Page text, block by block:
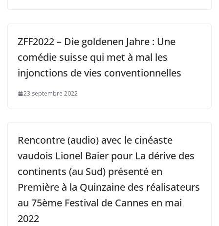
ZFF2022 – Die goldenen Jahre : Une
comédie suisse qui met à mal les
injonctions de vies conventionnelles
23 septembre 2022
Rencontre (audio) avec le cinéaste
vaudois Lionel Baier pour La dérive des
continents (au Sud) présenté en
Première à la Quinzaine des réalisateurs
au 75ème Festival de Cannes en mai
2022